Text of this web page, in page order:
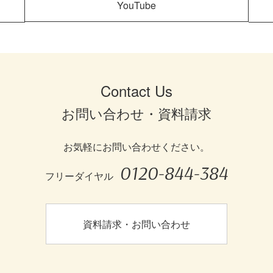
YouTube
Contact Us
お問い合わせ・資料請求
お気軽にお問い合わせください。
フリーダイヤル 0120-844-384
資料請求・お問い合わせ